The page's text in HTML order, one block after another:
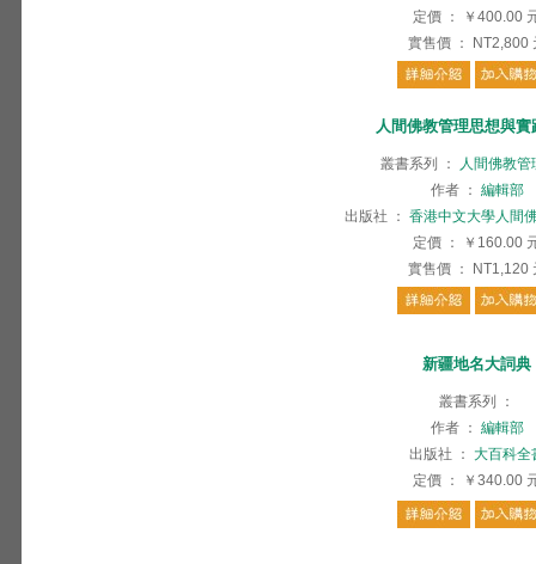
定價 ： ￥400.00
實售價 ： NT2,800
人間佛教管理思想與實
叢書系列 ：
人間佛教管
作者 ： 編輯部
出版社
： 香港中文大學人間
定價 ： ￥160.00
實售價 ： NT1,120
新疆地名大詞典
叢書系列
：
作者 ： 編輯部
出版社
： 大百科全
定價 ： ￥340.00